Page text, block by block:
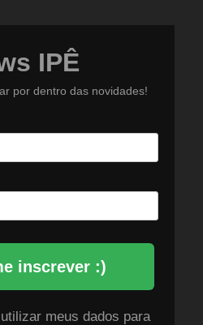
IPÊ
por dentro das novidades!
inscrever :)
meus dados para